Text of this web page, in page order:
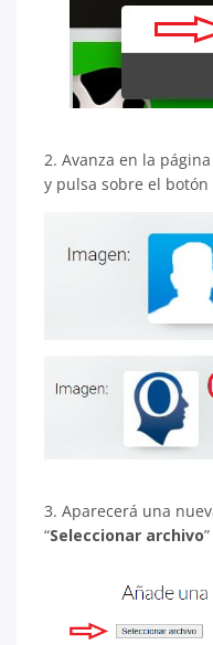
2. Avanza en la
y pulsa sobre el botón
3. Aparecerá una
“Seleccionar archivo